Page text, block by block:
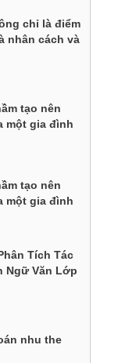
chỉ là điểm
nhân cách và
tạo nên
một gia đình
tạo nên
một gia đình
Tích Tác
Ngữ Văn Lớp
nhu the